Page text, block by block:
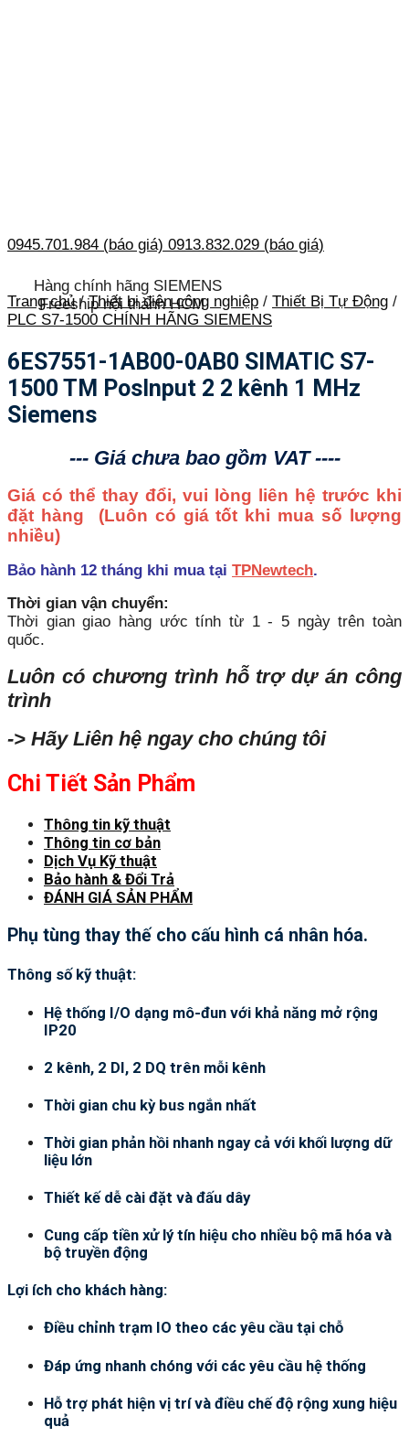
0945.701.984 (báo giá) 0913.832.029 (báo giá)
Hàng chính hãng SIEMENS
Freeship nội thành HCM
Trang chủ / Thiết bị điện công nghiệp / Thiết Bị Tự Động /
PLC S7-1500 CHÍNH HÃNG SIEMENS
6ES7551-1AB00-0AB0 SIMATIC S7-
1500 TM PosInput 2 2 kênh 1 MHz
Siemens
--- Giá chưa bao gồm VAT ----
Giá có thể thay đổi, vui lòng liên hệ trước khi
đặt hàng (Luôn có giá tốt khi mua số lượng
nhiều)
Bảo hành 12 tháng khi mua tại TPNewtech.
Thời gian vận chuyển:
Thời gian giao hàng ước tính từ 1 - 5 ngày trên toàn
quốc.
Luôn có chương trình hỗ trợ dự án công
trình
-> Hãy Liên hệ ngay cho chúng tôi
Chi Tiết Sản Phẩm
Thông tin kỹ thuật
Thông tin cơ bản
Dịch Vụ Kỹ thuật
Bảo hành & Đổi Trả
ĐÁNH GIÁ SẢN PHẨM
Phụ tùng thay thế cho cấu hình cá nhân hóa.
Thông số kỹ thuật:
Hệ thống I/O dạng mô-đun với khả năng mở rộng
IP20
2 kênh, 2 DI, 2 DQ trên mỗi kênh
Thời gian chu kỳ bus ngắn nhất
Thời gian phản hồi nhanh ngay cả với khối lượng dữ
liệu lớn
Thiết kế dễ cài đặt và đấu dây
Cung cấp tiền xử lý tín hiệu cho nhiều bộ mã hóa và
bộ truyền động
Lợi ích cho khách hàng:
Điều chỉnh trạm IO theo các yêu cầu tại chỗ
Đáp ứng nhanh chóng với các yêu cầu hệ thống
Hỗ trợ phát hiện vị trí và điều chế độ rộng xung hiệu
quả